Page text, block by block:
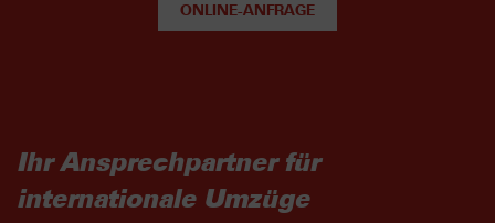
ONLINE-ANFRAGE
Ihr Ansprechpartner für
internationale Umzüge